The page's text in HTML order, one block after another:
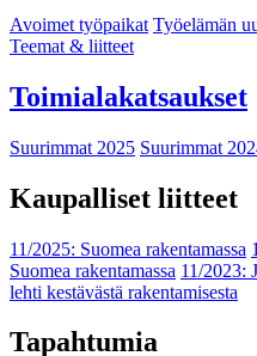
Avoimet työpaikat Työelämän
Teemat & liitteet
Toimialakatsaukset
Suurimmat 2025 Suurimmat
Kaupalliset liitteet
11/2025: Suomea rakentamassa
Suomea rakentamassa 11/2023:
lehti kestävästä rakentamisesta
Tapahtumia